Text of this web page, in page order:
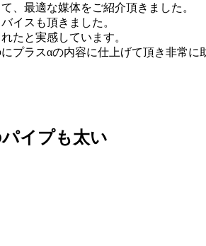
、最適な媒体をご紹介頂きました。
イスも頂きました。
たと実感しています。
プラスαの内容に仕上げて頂き非常に
イプも太い